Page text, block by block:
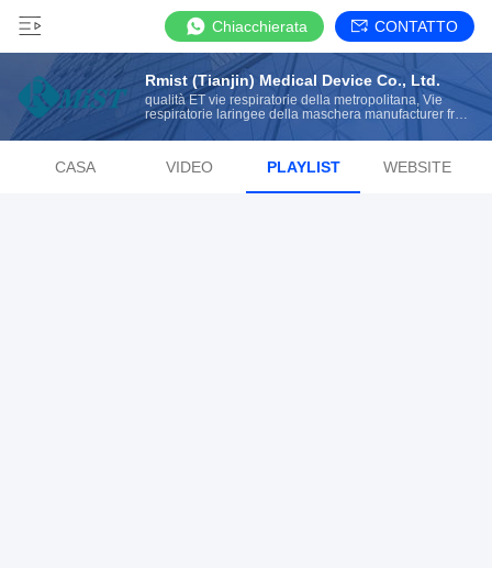
Chiacchierata CONTATTO
Rmist (Tianjin) Medical Device Co., Ltd.
qualità ET vie respiratorie della metropolitana, Vie
respiratorie laringee della maschera manufacturer from
CASA VIDEO PLAYLIST WEBSITE